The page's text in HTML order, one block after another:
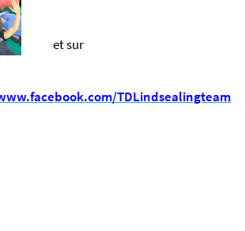
et sur
TDLindsealingteam